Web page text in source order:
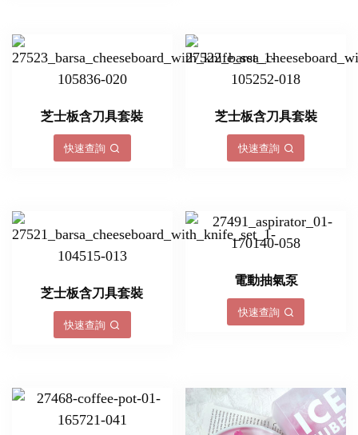
芝士板含刀具套裝
快速查詢
芝士板含刀具套裝
快速查詢
芝士板含刀具套裝
快速查詢
電動抽氣泵
快速查詢